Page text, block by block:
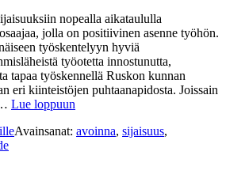
nopealla aikataululla
jolla on positiivinen asenne työhön.
työskentelyyn hyviä
työotetta innostunutta,
tapaa työskennellä Ruskon kunnan
eri kiinteistöjen puhtaanapidosta. Joissain
Lue loppuun
Avainsanat: avoinna, sijaisuus,